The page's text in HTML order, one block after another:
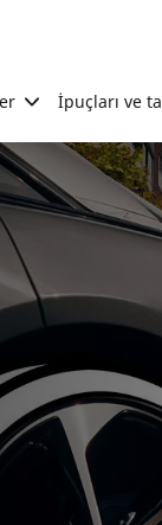
İpuçları ve